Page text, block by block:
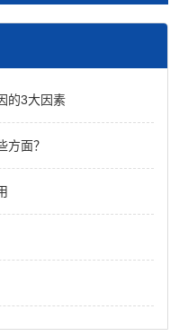
的3大因素
方面？